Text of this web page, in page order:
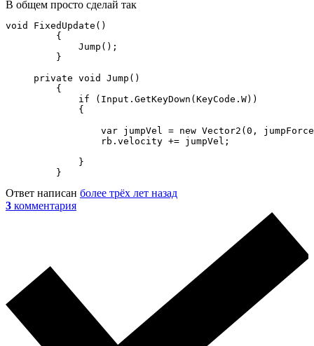
В общем просто сделай так
void FixedUpdate()
         {
             Jump();
         }
     private void Jump()
         {
             if (Input.GetKeyDown(KeyCode.W))
             {
var jumpVel = new Vector2(0,
                 rb.velocity += jumpVel;
             }
         }
Ответ написан более трёх лет назад
3 комментария